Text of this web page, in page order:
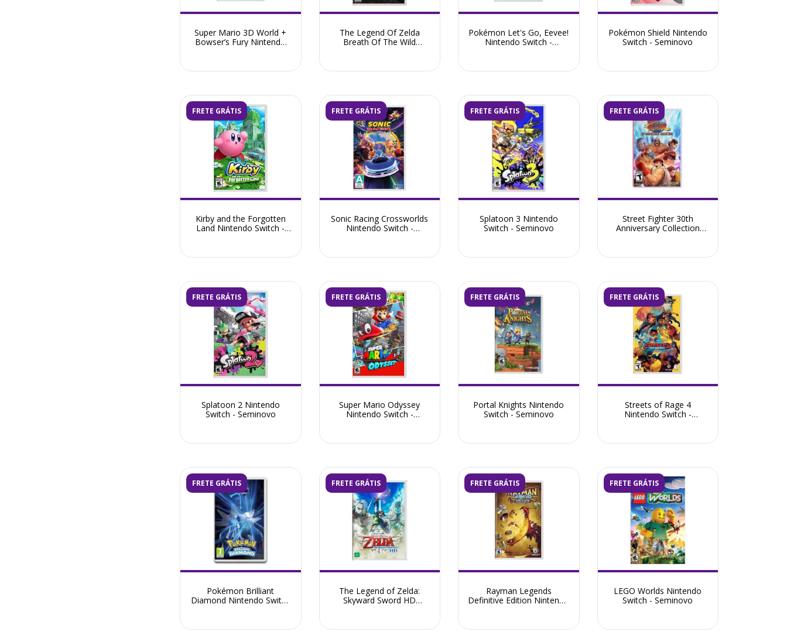
Super Mario 3D World +
Bowser’s Fury Nintendo
The Legend Of Zelda
Breath Of The Wild
Pokémon Let's Go, Eevee!
Nintendo Switch -
Pokémon Shield Nintendo
Switch - Seminovo
FRETE GRÁTIS
Kirby and the Forgotten
Land Nintendo Switch -
FRETE GRÁTIS
Sonic Racing Crossworlds
Nintendo Switch -
FRETE GRÁTIS
Splatoon 3 Nintendo
Switch - Seminovo
FRETE GRÁTIS
Street Fighter 30th
Anniversary Collection
FRETE GRÁTIS
Splatoon 2 Nintendo
Switch - Seminovo
FRETE GRÁTIS
Super Mario Odyssey
Nintendo Switch -
FRETE GRÁTIS
Portal Knights Nintendo
Switch - Seminovo
FRETE GRÁTIS
Streets of Rage 4
Nintendo Switch -
FRETE GRÁTIS
Pokémon Brilliant
Diamond Nintendo Switch
FRETE GRÁTIS
The Legend of Zelda:
Skyward Sword HD
FRETE GRÁTIS
Rayman Legends
Definitive Edition Nintendo
FRETE GRÁTIS
LEGO Worlds Nintendo
Switch - Seminovo